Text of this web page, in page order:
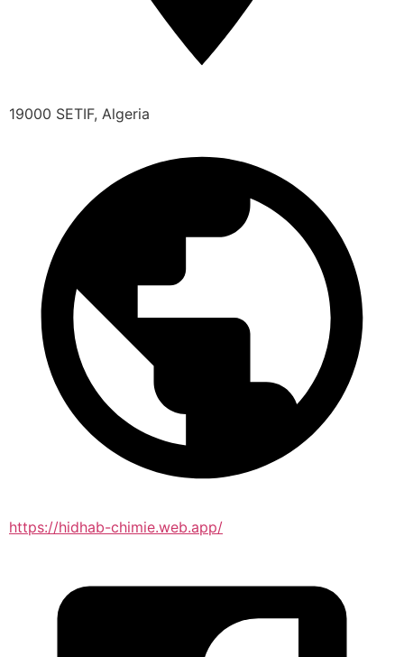
19000 SETIF, Algeria
https://hidhab-chimie.web.app/